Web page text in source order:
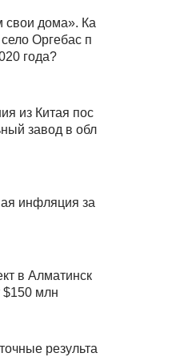
свои дома». Ка
Оргебас п
года?
из Китая пос
завод в обл
инфляция за
в Алматинск
$150 млн
результа